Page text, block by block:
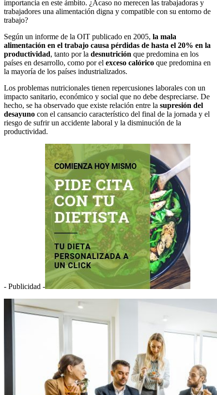
importancia en este ámbito. ¿Acaso no merecen las trabajadoras y
trabajadores una alimentación digna y compatible con su entorno de
trabajo?
Según un informe de la OIT publicado en 2005, la mala
alimentación en el trabajo causa pérdidas de hasta el 20% en la
productividad, tanto por la desnutrición que predomina en los
países en desarrollo, como por el exceso calórico que predomina en
la mayoría de los países industrializados.
Los problemas nutricionales tienen repercusiones laborales con un
impacto sanitario, económico y social que no debe despreciarse. De
hecho, se ha observado que existe relación entre la supresión del
desayuno con el cansancio característico del final de la jornada y el
riesgo de sufrir un accidente laboral y la disminución de la
productividad.
- Publicidad -